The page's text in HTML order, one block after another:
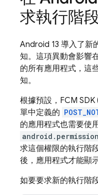
求執行階
Android 13 導入了新
知。這項異動會影響
的所有應用程式，這
知。
根據預設， FCM SDK
單中定義的
的應用程式也需要使
求這個權限的執行階
後，應用程式才能顯
如要要求新的執行階